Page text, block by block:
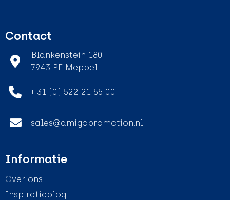
Contact
Blankenstein 180
7943 PE Meppel
+ 31 (0) 522 21 55 00
sales@amigopromotion.nl
Informatie
Over ons
Inspiratieblog